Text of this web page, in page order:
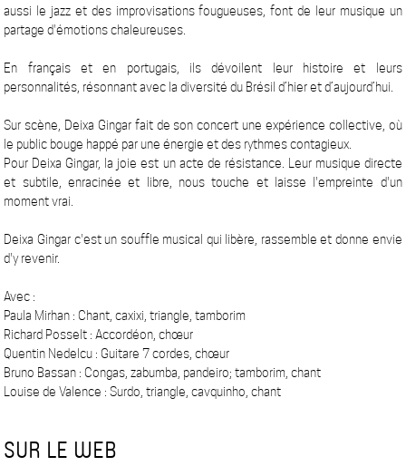
aussi le jazz et des improvisations fougueuses, font de leur musique un
partage d'émotions chaleureuses.
En français et en portugais, ils dévoilent leur histoire et leurs
personnalités, résonnant avec la diversité du Brésil d’hier et d’aujourd’hui.
Sur scène, Deixa Gingar fait de son concert une expérience collective, où
le public bouge happé par une énergie et des rythmes contagieux.
Pour Deixa Gingar, la joie est un acte de résistance. Leur musique directe
et subtile, enracinée et libre, nous touche et laisse l'empreinte d'un
moment vrai.
Deixa Gingar c'est un souffle musical qui libère, rassemble et donne envie
d'y revenir.
Avec :
Paula Mirhan : Chant, caxixi, triangle, tamborim
Richard Posselt : Accordéon, chœur
Quentin Nedelcu : Guitare 7 cordes, chœur
Bruno Bassan : Congas, zabumba, pandeiro; tamborim, chant
Louise de Valence : Surdo, triangle, cavquinho, chant
SUR LE WEB